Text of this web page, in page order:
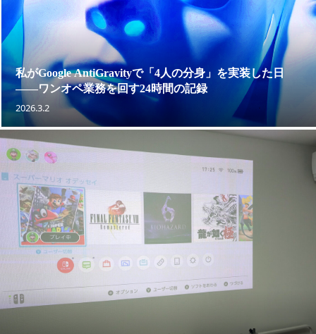
私がGoogle AntiGravityで「4人の分身」を実装した日
——ワンオペ業務を回す24時間の記録
2026.3.2